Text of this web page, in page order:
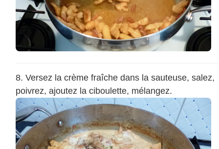
Versez la crème fraîche dans la sauteuse, salez,
poivrez, ajoutez la ciboulette, mélangez.